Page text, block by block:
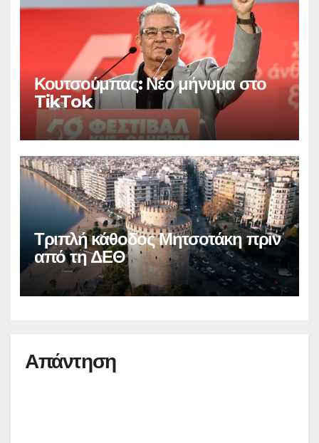
Κουτσούμπας: Νέο μήνυμα στο
TikTok
Τριπλή κάθοδος Μητσοτάκη πριν
από τη ΔΕΘ
Απάντηση